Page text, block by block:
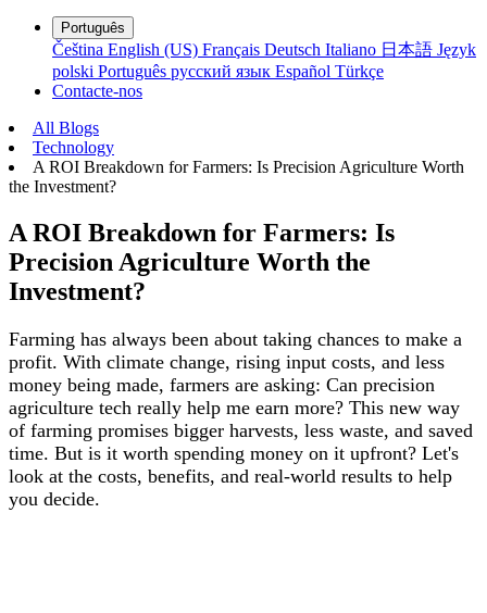
Português
Čeština English (US) Français Deutsch Italiano 日本語 Język
polski Português русский язык Español Türkçe
Contacte-nos
All Blogs
Technology
A ROI Breakdown for Farmers: Is Precision Agriculture Worth
the Investment?
A ROI Breakdown for Farmers: Is
Precision Agriculture Worth the
Investment?
Farming has always been about taking chances to make a
profit. With climate change, rising input costs, and less
money being made, farmers are asking: Can precision
agriculture tech really help me earn more? This new way
of farming promises bigger harvests, less waste, and saved
time. But is it worth spending money on it upfront? Let's
look at the costs, benefits, and real-world results to help
you decide.